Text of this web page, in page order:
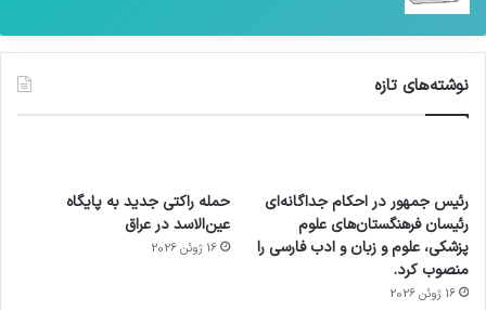
نوشته‌های تازه
رئیس جمهور در احکام جداگانه‌ای
رئیسان فرهنگستان‌های علوم
پزشکی، علوم و زبان و ادب فارسی را
منصوب کرد.
16 ژوئن 2026
حمله راکتی جدید به پایگاه
عین‌الاسد در عراق
16 ژوئن 2026